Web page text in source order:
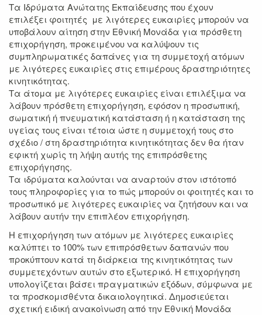
Tα Ιδρύματα Ανώτατης Εκπαίδευσης που έχουν
επιλέξει φοιτητές με λιγότερες ευκαιρίες μπορούν να
υποβάλουν αίτηση στην Εθνική Μονάδα για πρόσθετη
επιχορήγηση, προκειμένου να καλύψουν τις
συμπληρωματικές δαπάνες για τη συμμετοχή ατόμων
με λιγότερες ευκαιρίες στις επιμέρους δραστηριότητες
κινητικότητας.
Τα άτομα με λιγότερες ευκαιρίες είναι επιλέξιμα να
λάβουν πρόσθετη επιχορήγηση, εφόσον η προσωπική,
σωματική ή πνευματική κατάσταση ή η κατάσταση της
υγείας τους είναι τέτοια ώστε η συμμετοχή τους στο
σχέδιο / στη δραστηριότητα κινητικότητας δεν θα ήταν
εφικτή χωρίς τη λήψη αυτής της επιπρόσθετης
επιχορήγησης.
Τα ιδρύματα καλούνται να αναρτούν στον ιστότοπό
τους πληροφορίες για το πώς μπορούν οι φοιτητές και το
προσωπικό με λιγότερες ευκαιρίες να ζητήσουν και να
λάβουν αυτήν την επιπλέον επιχορήγηση.
Η επιχορήγηση των ατόμων με λιγότερες ευκαιρίες
καλύπτει το 100% των επιπρόσθετων δαπανών που
προκύπτουν κατά τη διάρκεια της κινητικότητας των
συμμετεχόντων αυτών στο εξωτερικό. Η επιχορήγηση
υπολογίζεται βάσει πραγματικών εξόδων, σύμφωνα με
τα προσκομισθέντα δικαιολογητικά. Δημοσιεύεται
σχετική ειδική ανακοίνωση από την Εθνική Μονάδα